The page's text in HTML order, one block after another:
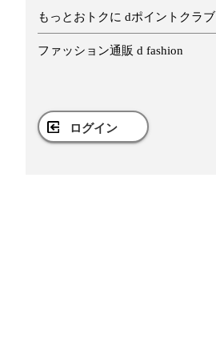
もっとおトクに dポイントクラブ
ファッション通販 d fashion
ログイン